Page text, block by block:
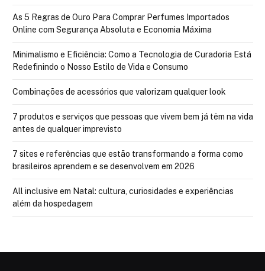
As 5 Regras de Ouro Para Comprar Perfumes Importados
Online com Segurança Absoluta e Economia Máxima
Minimalismo e Eficiência: Como a Tecnologia de Curadoria Está
Redefinindo o Nosso Estilo de Vida e Consumo
Combinações de acessórios que valorizam qualquer look
7 produtos e serviços que pessoas que vivem bem já têm na vida
antes de qualquer imprevisto
7 sites e referências que estão transformando a forma como
brasileiros aprendem e se desenvolvem em 2026
All inclusive em Natal: cultura, curiosidades e experiências
além da hospedagem